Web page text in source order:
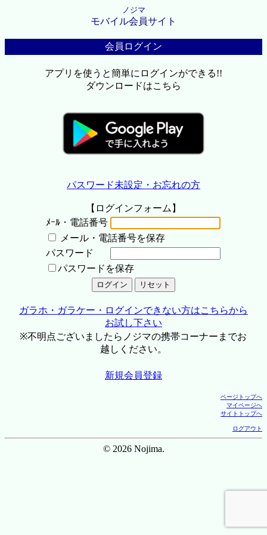
ノジマ
モバイル会員サイト
会員ログイン
アプリを使うと簡単にログインができる!!
ダウンロードはこちら
パスワード未設定・お忘れの方
【ログインフォーム】
ﾒｰﾙ・電話番号
メール・電話番号を保存
パスワード
パスワードを保存
ガラホ・ガラケー・ログインできない方はこちらから
お試し下さい
※不明点ございましたらノジマの携帯コーナーまでお
越しください。
新規会員登録
ページトップへ
マイページへ
サイトトップへ
ログアウト
© 2026 Nojima.